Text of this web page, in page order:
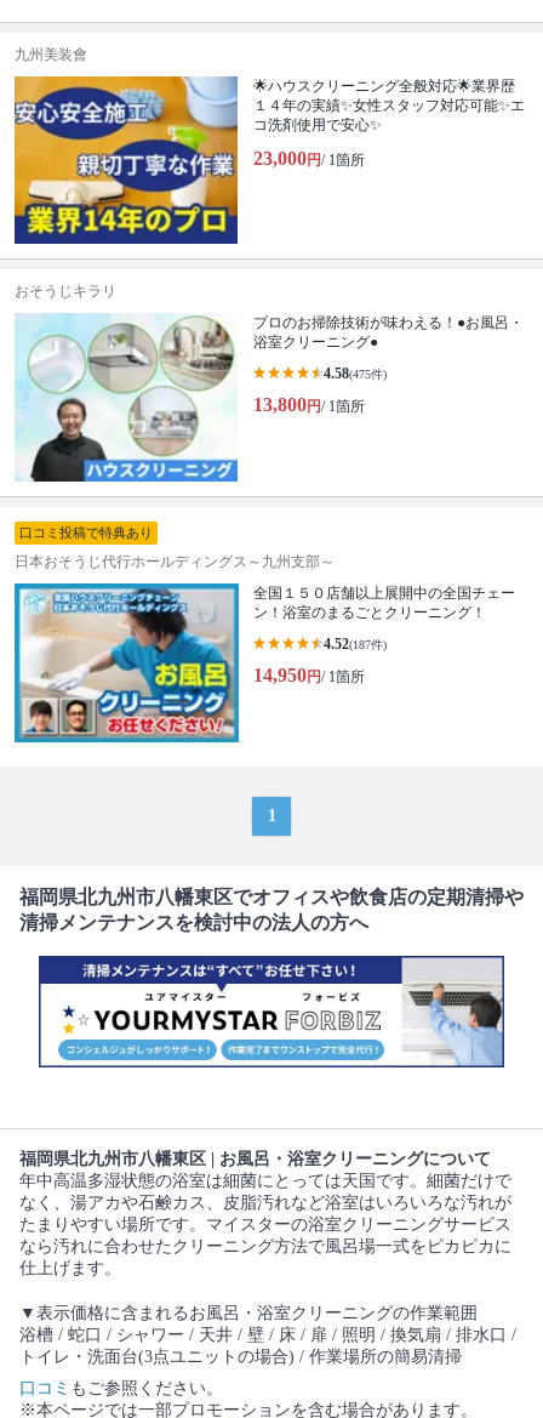
九州美装會
🌟ハウスクリーニング全般対応🌟業界歴
１４年の実績✨女性スタッフ対応可能✨エ
コ洗剤使用で安心✨
23,000円/ 1箇所
おそうじキラリ
プロのお掃除技術が味わえる！●お風呂・
浴室クリーニング●
4.58(475件)
13,800円/ 1箇所
口コミ投稿で特典あり
日本おそうじ代行ホールディングス～九州支部～
全国１５０店舗以上展開中の全国チェー
ン！浴室のまるごとクリーニング！
4.52(187件)
14,950円/ 1箇所
1
福岡県北九州市八幡東区でオフィスや飲食店の定期清掃や
清掃メンテナンスを検討中の法人の方へ
福岡県北九州市八幡東区 | お風呂・浴室クリーニングについて
年中高温多湿状態の浴室は細菌にとっては天国です。細菌だけで
なく、湯アカや石鹸カス、皮脂汚れなど浴室はいろいろな汚れが
たまりやすい場所です。マイスターの浴室クリーニングサービス
なら汚れに合わせたクリーニング方法で風呂場一式をピカピカに
仕上げます。
▼表示価格に含まれるお風呂・浴室クリーニングの作業範囲
浴槽 / 蛇口 / シャワー / 天井 / 壁 / 床 / 扉 / 照明 / 換気扇 / 排水口 /
トイレ・洗面台(3点ユニットの場合) / 作業場所の簡易清掃
口コミ もご参照ください。
※本ページでは一部プロモーションを含む場合があります。